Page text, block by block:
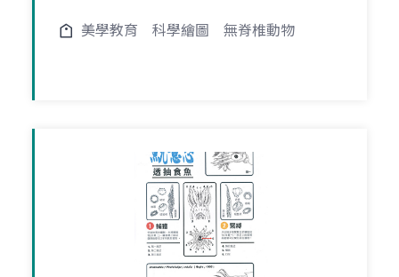
美學教育 科學繪圖 無脊椎動物